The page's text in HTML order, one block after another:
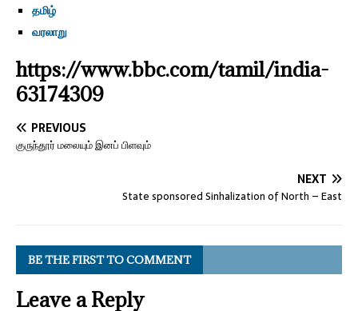
தமிழ்
வரலாறு
https://www.bbc.com/tamil/india-
63174309
PREVIOUS
குருந்தூர் மலையும் இனப் பிளவும்
NEXT
State sponsored Sinhalization of North – East
BE THE FIRST TO COMMENT
Leave a Reply